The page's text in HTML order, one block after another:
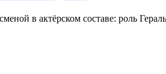
в актёрском составе: роль